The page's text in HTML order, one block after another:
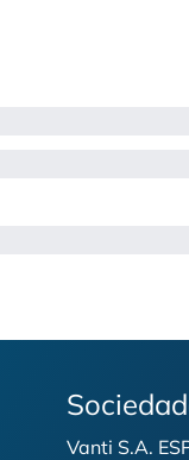
Vanti S.A.